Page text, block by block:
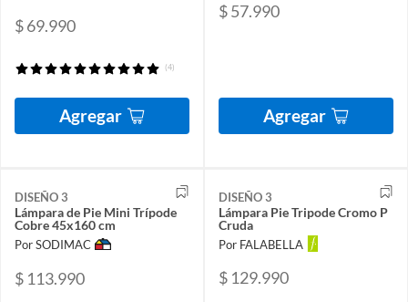
$ 69.990
(4)
Agregar
$ 57.990
Agregar
DISEÑO 3
Lámpara de Pie Mini Trípode
Cobre 45x160 cm
Por SODIMAC
$ 113.990
DISEÑO 3
Lámpara Pie Tripode Cromo P
Cruda
Por FALABELLA
$ 129.990